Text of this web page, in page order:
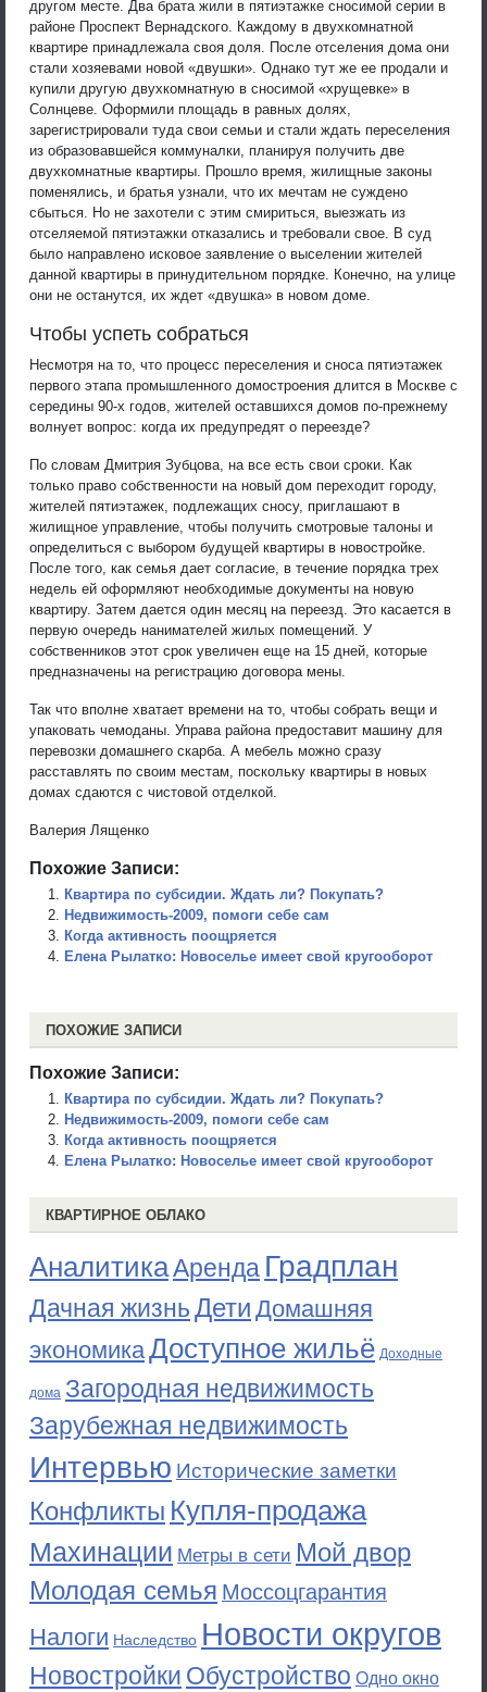
другом месте. Два брата жили в пятиэтажке сносимой серии в
районе Проспект Вернадского. Каждому в двухкомнатной
квартире принадлежала своя доля. После отселения дома они
стали хозяевами новой «двушки». Однако тут же ее продали и
купили другую двухкомнатную в сносимой «хрущевке» в
Солнцеве. Оформили площадь в равных долях,
зарегистрировали туда свои семьи и стали ждать переселения
из образовавшейся коммуналки, планируя получить две
двухкомнатные квартиры. Прошло время, жилищные законы
поменялись, и братья узнали, что их мечтам не суждено
сбыться. Но не захотели с этим смириться, выезжать из
отселяемой пятиэтажки отказались и требовали свое. В суд
было направлено исковое заявление о выселении жителей
данной квартиры в принудительном порядке. Конечно, на улице
они не останутся, их ждет «двушка» в новом доме.
Чтобы успеть собраться
Несмотря на то, что процесс переселения и сноса пятиэтажек
первого этапа промышленного домостроения длится в Москве с
середины 90-х годов, жителей оставшихся домов по-прежнему
волнует вопрос: когда их предупредят о переезде?
По словам Дмитрия Зубцова, на все есть свои сроки. Как
только право собственности на новый дом переходит городу,
жителей пятиэтажек, подлежащих сносу, приглашают в
жилищное управление, чтобы получить смотровые талоны и
определиться с выбором будущей квартиры в новостройке.
После того, как семья дает согласие, в течение порядка трех
недель ей оформляют необходимые документы на новую
квартиру. Затем дается один месяц на переезд. Это касается в
первую очередь нанимателей жилых помещений. У
собственников этот срок увеличен еще на 15 дней, которые
предназначены на регистрацию договора мены.
Так что вполне хватает времени на то, чтобы собрать вещи и
упаковать чемоданы. Управа района предоставит машину для
перевозки домашнего скарба. А мебель можно сразу
расставлять по своим местам, поскольку квартиры в новых
домах сдаются с чистовой отделкой.
Валерия Лященко
Похожие Записи:
Квартира по субсидии. Ждать ли? Покупать?
Недвижимость-2009, помоги себе сам
Когда активность поощряется
Елена Рылатко: Новоселье имеет свой кругооборот
ПОХОЖИЕ ЗАПИСИ
Похожие Записи:
Квартира по субсидии. Ждать ли? Покупать?
Недвижимость-2009, помоги себе сам
Когда активность поощряется
Елена Рылатко: Новоселье имеет свой кругооборот
КВАРТИРНОЕ ОБЛАКО
АналитикаАренда Градплан
Дачная жизньДети Домашняя
экономикаДоступное жильё Доходные
дома Загородная недвижимость
Зарубежная недвижимость
Интервью Исторические заметки
Конфликты Купля-продажа
Махинации Метры в сети Мой двор
Молодая семья Моссоцгарантия
Налоги Наследство Новости округов
Новостройки Обустройство Одно окно